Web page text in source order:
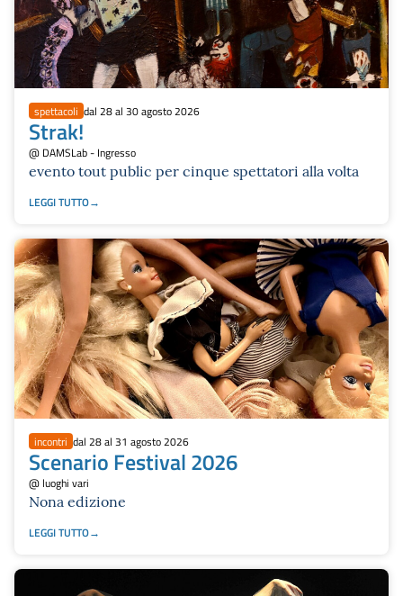
spettacoli dal 28 al 30 agosto 2026
Strak!
@ DAMSLab - Ingresso
evento tout public per cinque spettatori alla volta
LEGGI TUTTO
incontri dal 28 al 31 agosto 2026
Scenario Festival 2026
@ luoghi vari
Nona edizione
LEGGI TUTTO